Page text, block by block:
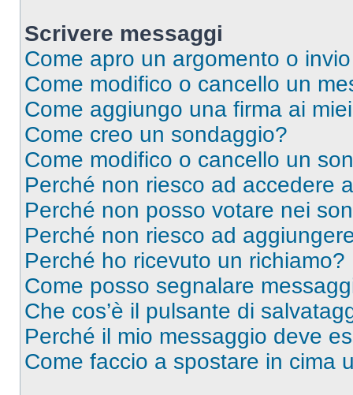
Scrivere messaggi
Come apro un argomento o
Come modifico o cancello un
Come aggiungo una firma ai
Come creo un sondaggio?
Come modifico o cancello un
Perché non riesco ad accedere
Perché non posso votare nei
Perché non riesco ad
Perché ho ricevuto un richiamo?
Come posso segnalare
Che cos’è il pulsante di
Perché il mio messaggio deve
Come faccio a spostare in cima